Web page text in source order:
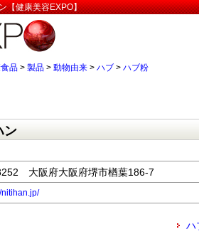
【健康美容EXPO】
品 > 製品 > 動物由来 > ハブ > ハブ粉
ン
大阪府大阪府堺市楢葉186-7
nitihan.jp/
ハ